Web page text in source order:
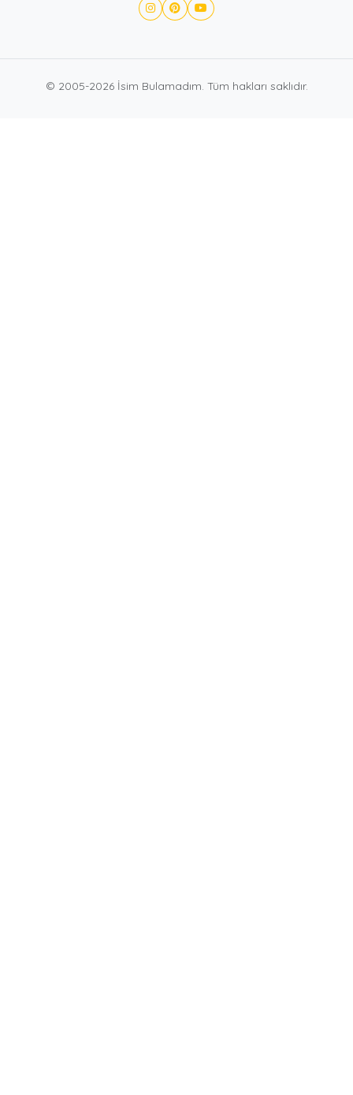
© 2005-2026 İsim Bulamadım. Tüm hakları saklıdır.